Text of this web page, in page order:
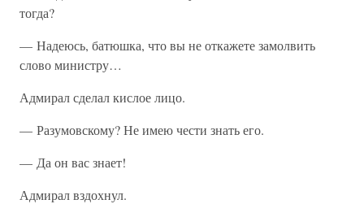
тогда?
— Надеюсь, батюшка, что вы не откажете замолвить
слово министру…
Адмирал сделал кислое лицо.
— Разумовскому? Не имею чести знать его.
— Да он вас знает!
Адмирал вздохнул.